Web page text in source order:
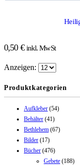
0,50 € inkl. MwSt
Anzeigen:
Produktkategorien
Aufkleber (54)
Behälter (41)
Bethlehem (67)
Bilder (17)
Bücher (476)
Gebete (188)